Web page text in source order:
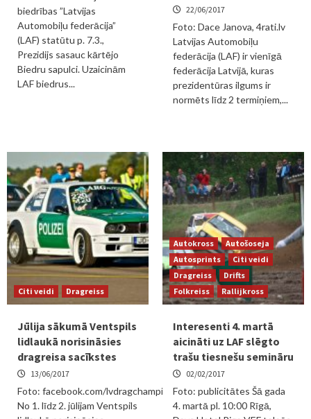
biedrības ”Latvijas
Automobiļu federācija”
(LAF) statūtu p. 7.3.,
Prezidijs sasauc kārtējo
Biedru sapulci. Uzaicinām
LAF biedrus...
22/06/2017
Foto: Dace Janova, 4rati.lv
Latvijas Automobiļu
federācija (LAF) ir vienīgā
federācija Latvijā, kuras
prezidentūras ilgums ir
normēts līdz 2 termiņiem,...
Citi veidi Dragreiss
Jūlija sākumā Ventspils
lidlaukā norisināsies
dragreisa sacīkstes
13/06/2017
Foto: facebook.com/lvdragchampionship
No 1. līdz 2. jūlijam Ventspils
Autokross
Autošoseja
Autosprints
Citi veidi
Dragreiss
Drifts
Folkreiss
Rallijkross
Interesenti 4. martā
aicināti uz LAF slēgto
trašu tiesnešu semināru
02/02/2017
Foto: publicitātes Šā gada
4. martā pl. 10:00 Rīgā,